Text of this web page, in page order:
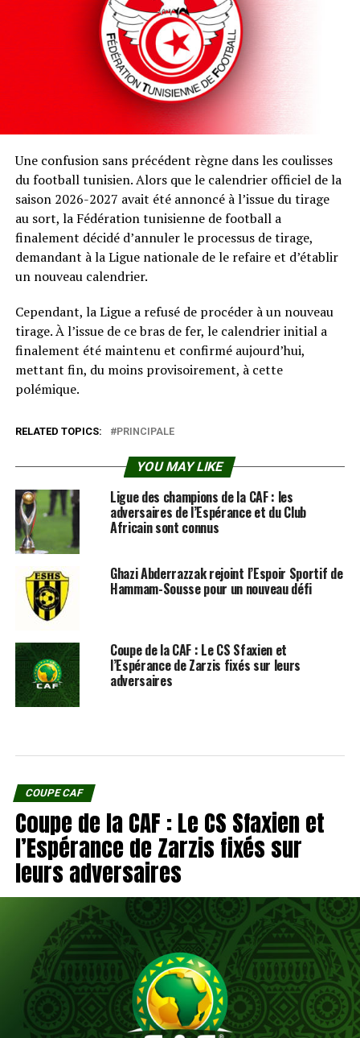
Une confusion sans précédent règne dans les coulisses
du football tunisien. Alors que le calendrier officiel de la
saison 2026-2027 avait été annoncé à l’issue du tirage
au sort, la Fédération tunisienne de football a
finalement décidé d’annuler le processus de tirage,
demandant à la Ligue nationale de le refaire et d’établir
un nouveau calendrier.
Cependant, la Ligue a refusé de procéder à un nouveau
tirage. À l’issue de ce bras de fer, le calendrier initial a
finalement été maintenu et confirmé aujourd’hui,
mettant fin, du moins provisoirement, à cette
polémique.
RELATED TOPICS: PRINCIPALE
YOU MAY LIKE
Ligue des champions de la CAF : les
adversaires de l’Espérance et du Club
Africain sont connus
Ghazi Abderrazzak rejoint l’Espoir Sportif de
Hammam-Sousse pour un nouveau défi
Coupe de la CAF : Le CS Sfaxien et
l’Espérance de Zarzis fixés sur leurs
adversaires
COUPE CAF
Coupe de la CAF : Le CS Sfaxien et
l’Espérance de Zarzis fixés sur
leurs adversaires